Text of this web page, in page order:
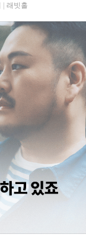
래빗홀